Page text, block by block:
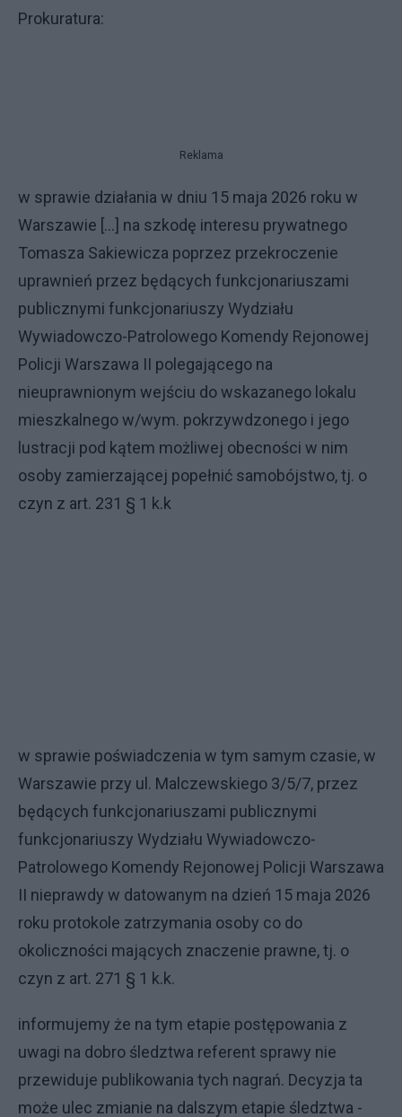
Prokuratura:
Reklama
w sprawie działania w dniu 15 maja 2026 roku w
Warszawie [...] na szkodę interesu prywatnego
Tomasza Sakiewicza poprzez przekroczenie
uprawnień przez będących funkcjonariuszami
publicznymi funkcjonariuszy Wydziału
Wywiadowczo-Patrolowego Komendy Rejonowej
Policji Warszawa II polegającego na
nieuprawnionym wejściu do wskazanego lokalu
mieszkalnego w/wym. pokrzywdzonego i jego
lustracji pod kątem możliwej obecności w nim
osoby zamierzającej popełnić samobójstwo, tj. o
czyn z art. 231 § 1 k.k
w sprawie poświadczenia w tym samym czasie, w
Warszawie przy ul. Malczewskiego 3/5/7, przez
będących funkcjonariuszami publicznymi
funkcjonariuszy Wydziału Wywiadowczo-
Patrolowego Komendy Rejonowej Policji Warszawa
II nieprawdy w datowanym na dzień 15 maja 2026
roku protokole zatrzymania osoby co do
okoliczności mających znaczenie prawne, tj. o
czyn z art. 271 § 1 k.k.
informujemy że na tym etapie postępowania z
uwagi na dobro śledztwa referent sprawy nie
przewiduje publikowania tych nagrań. Decyzja ta
może ulec zmianie na dalszym etapie śledztwa -